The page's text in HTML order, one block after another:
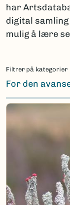
har
digital
mulig å lære
Filtrer på kategorier
For den